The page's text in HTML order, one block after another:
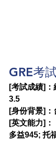
GRE考
[考試成績]
3.5
[身份背景]
[英文能力]：
多益945; 托